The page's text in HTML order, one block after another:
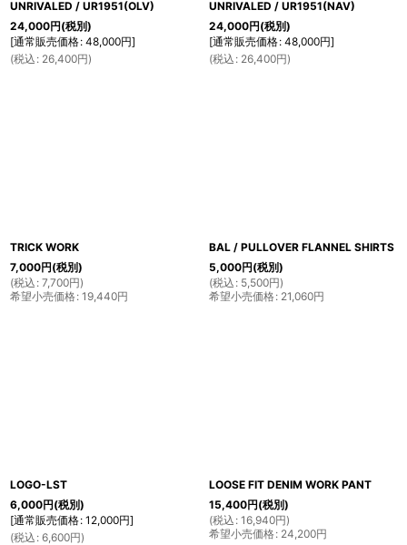
UNRIVALED / UR1951(OLV)
24,000円(税別)
[通常販売価格: 48,000円]
(税込 : 26,400円)
UNRIVALED / UR1951(NAV)
24,000円(税別)
[通常販売価格: 48,000円]
(税込 : 26,400円)
TRICK WORK
7,000円(税別)
(税込 : 7,700円)
希望小売価格: 19,440円
BAL / PULLOVER FLANNEL SHIRTS
5,000円(税別)
(税込 : 5,500円)
希望小売価格: 21,060円
LOGO-LST
6,000円(税別)
[通常販売価格: 12,000円]
(税込 : 6,600円)
LOOSE FIT DENIM WORK PANT
15,400円(税別)
(税込 : 16,940円)
希望小売価格: 24,200円